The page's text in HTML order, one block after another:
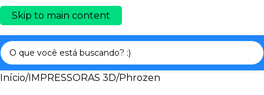
Skip to main content
Início/IMPRESSORAS 3D/Phrozen